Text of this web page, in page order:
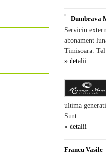
Dumbrava
Serviciu
abonament
Timisoara.
» detalii
ultima
Sunt ...
» detalii
Francu Vasile